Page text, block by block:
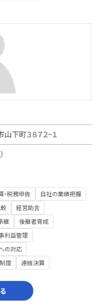
下町３８７２−１
）
・税務申告
自社の業績把握
経営助言
継
後継者育成
利益管理
の対応
度 連結決算